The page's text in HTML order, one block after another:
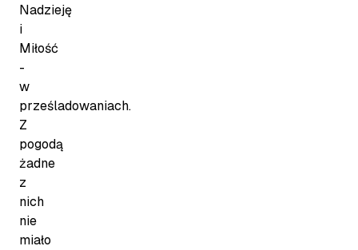
Nadzieję
i
Miłość
-
w
prześladowaniach.
Z
pogodą
żadne
z
nich
nie
miało